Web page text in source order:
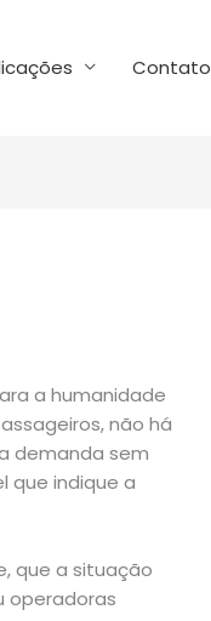
Contato
a humanidade
não há
demanda sem
que indique a
que a situação
operadoras